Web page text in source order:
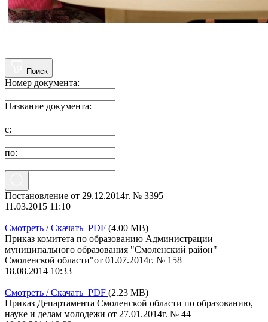
Поиск
Номер документа:
Название документа:
с:
по:
Постановление от 29.12.2014г. № 3395
11.03.2015 11:10
Смотреть / Скачать PDF (4.00 MB)
Приказ комитета по образованию Администрации
муниципального образования "Смоленский район"
Смоленской области"от 01.07.2014г. № 158
18.08.2014 10:33
Смотреть / Скачать PDF (2.23 MB)
Приказ Департамента Смоленской области по образованию,
науке и делам молодежи от 27.01.2014г. № 44